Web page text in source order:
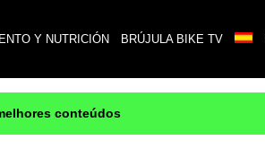
Y NUTRICIÓN BRÚJULA BIKE TV
conteúdos